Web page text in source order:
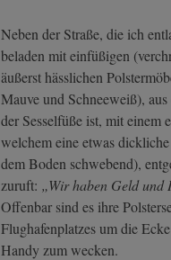
Neben der Straße, die ich
beladen mit einfüßigen
äußerst hässlichen
Mauve und Schneeweiß),
der Sesselfüße ist, mit einem
welchem eine etwas
dem Boden schwebend),
zuruft: „Wir haben Geld
Offenbar sind es ihre
Flughafenplatzes um die
Handy zum wecken.